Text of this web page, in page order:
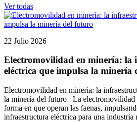
Ver todas
22 Julio 2026
Electromovilidad en minería: la
eléctrica que impulsa la minería
Electromovilidad en minería: la
la minería del futuro La electromovilidad
forma en que operan las faenas,
infraestructura eléctrica para una industria